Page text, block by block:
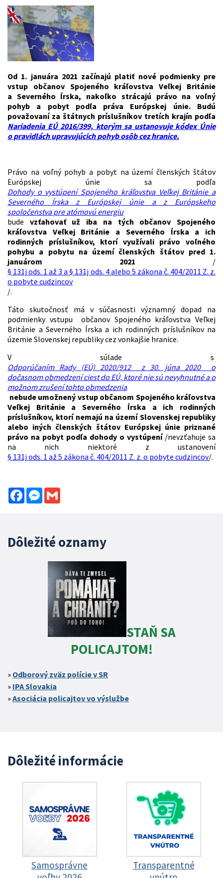
Od 1. januára 2021 začínajú platiť nové podmienky pre
vstup občanov Spojeného kráľovstva Veľkej Británie
a Severného Írska, nakoľko strácajú právo na voľný
pohyb a pobyt podľa práva Európskej únie. Budú
považovaní za štátnych príslušníkov tretích krajín podľa
Nariadenia EÚ 2016/399, ktorým sa ustanovuje kódex Únie
o pravidlách upravujúcich pohyb osôb cez hranice.
Právo na voľný pohyb a pobyt na území členských štátov
Európskej únie sa podľa
Dohody o vystúpení Spojeného kráľovstva Veľkej Británie a
Severného Írska z Európskej únie a z Európskeho
spoločenstva pre atómovú energiu
bude vzťahovať už iba na tých občanov Spojeného
kráľovstva Veľkej Británie a Severného Írska a ich
rodinných príslušníkov, ktorí využívali právo voľného
pohybu a pobytu na území členských štátov pred 1.
januárom 2021 /
§ 131j ods. 1 až 3 a § 131j ods. 4 alebo 5 zákona č. 404/2011 Z. z.
o pobyte cudzincov
/.
Táto skutočnosť má v súčasnosti významný dopad na
podmienky vstupu občanov Spojeného kráľovstva Veľkej
Británie a Severného Írska a ich rodinných príslušníkov na
územie Slovenskej republiky cez vonkajšie hranice.
V súlade s
Odporúčaním Rady (EÚ) 2020/912 z 30. júna 2020 o
dočasnom obmedzení ciest do EÚ, ktoré nie sú nevyhnutné a o
možnom zrušení tohto obmedzenia
nebude umožnený vstup občanom Spojeného kráľovstva
Veľkej Británie a Severného Írska a ich rodinných
príslušníkov, ktorí nemajú na území Slovenskej republiky
alebo iných členských štátov Európskej únie priznané
právo na pobyt podľa dohody o vystúpení /nevzťahuje sa
na nich niektoré z ustanovení
§ 131j ods. 1 až 5 zákona č. 404/2011 Z. z. o pobyte cudzincov/.
FacebookMessenger
Dôležité oznamy
STAŇ SA
POLICAJTOM!
Odborový zväz polície v SR
IPA Slovakia
Asociácia policajtov vo výslužbe
Dôležité informácie
Samosprávne
Transparentné